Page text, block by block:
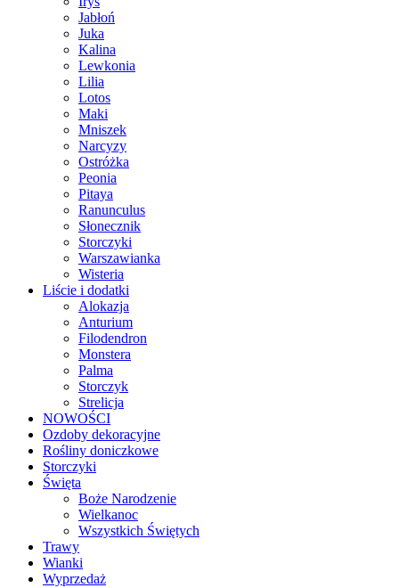
Jabłoń
Juka
Kalina
Lewkonia
Lilia
Lotos
Maki
Mniszek
Narcyzy
Ostróżka
Peonia
Pitaya
Ranunculus
Słonecznik
Storczyki
Warszawianka
Wisteria
Liście i dodatki
Alokazja
Anturium
Filodendron
Monstera
Palma
Storczyk
Strelicja
NOWOŚCI
Ozdoby dekoracyjne
Rośliny doniczkowe
Storczyki
Święta
Boże Narodzenie
Wielkanoc
Wszystkich Świętych
Trawy
Wianki
Wyprzedaż